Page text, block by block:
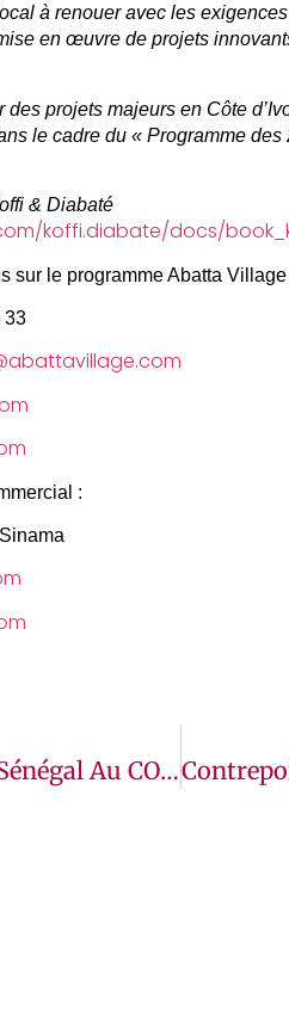
à renouer avec les
en œuvre de projets
projets majeurs en Côte
le cadre du « Programme
& Diabaté
koffi.diabate/docs/
sur le programme Abatta Village
33
:
La Réponse Du Sénégal Au COVID-19 Mise En Évidence Dans Un Nouveau Rapport Montrant Comment Les Pays Ont Réussi À Vaincre La Propagation Des Maladies Infectieuses Avant Qu’elles Ne Deviennent Des Épidémies